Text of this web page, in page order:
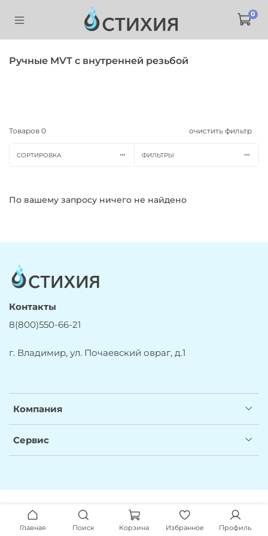
0
Ручные MVT с внутренней резьбой
Товаров 0 очистить фильтр
СОРТИРОВКА ФИЛЬТРЫ
По вашему запросу ничего не найдено
Компания
Сервис
Контакты
8(800)550-66-21
г. Владимир, ул. Почаевский овраг, д.1
Главная Поиск Корзина Избранное Профиль